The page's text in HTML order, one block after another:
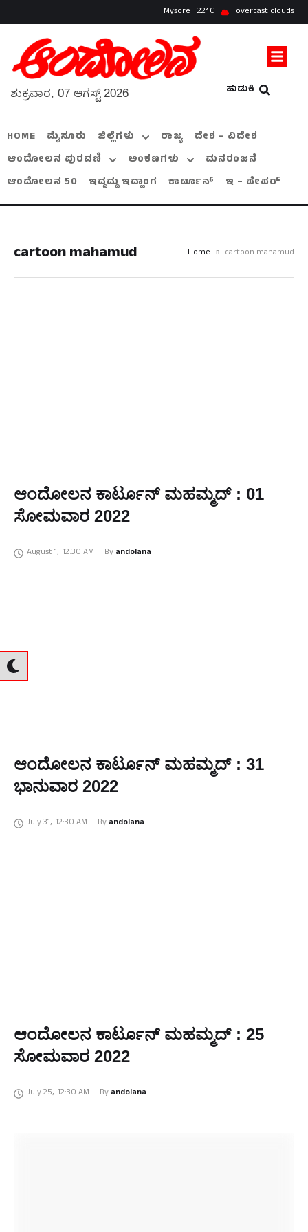
Mysore 22 overcast clouds
ಹುಡುಕಿ
ಶುಕ್ರವಾರ, 07 ಆಗಸ್ಟ್ 2026
HOME ಮೈಸೂರು ಜಿಲ್ಲೆಗಳು ರಾಜ್ಯ
ದೇಶ – ವಿದೇಶ
ಆಂದೋಲನ ಪುರವಣಿ
ಅಂಕಣಗಳು
ಮನರಂಜನೆ
ಆಂದೋಲನ 50
ಇದ್ದದ್ದು ಇದ್ಹಾಂಗ ಕಾರ್ಟೂನ್ ಇ – ಪೇಪರ್
cartoon mahamud Home cartoon mahamud
ಆಂದೋಲನ ಕಾರ್ಟೂನ್‌ ಮಹಮ್ಮದ್‌ : 01
ಸೋಮವಾರ 2022
August 1, 12:30 AM By andolana
ಆಂದೋಲನ ಕಾರ್ಟೂನ್‌ ಮಹಮ್ಮದ್‌ : 31
ಭಾನುವಾರ 2022
July 31, 12:30 AM By andolana
ಆಂದೋಲನ ಕಾರ್ಟೂನ್‌ ಮಹಮ್ಮದ್‌ : 25
ಸೋಮವಾರ 2022
July 25, 12:30 AM By andolana